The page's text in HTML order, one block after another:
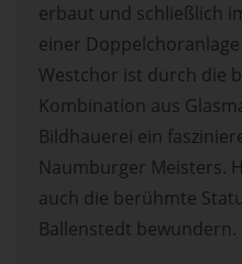
erbaut und schließlich
einer
Westchor ist durch die
Kombination aus
Bildhauerei ein
Naumburger Meisters.
auch die berühmte
Ballenstedt bewundern.